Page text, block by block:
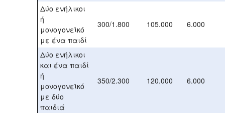
Δύο ενήλικοι
ή
μονογονεϊκό
με ένα παιδί
300/1.800 105.000 6.000
Δύο ενήλικοι
και ένα παιδί
ή
μονογονεϊκό
με δύο
παιδιά
350/2.300 120.000 6.000